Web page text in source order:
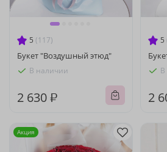
5 (117)
Букет "Воздушный этюд"
В наличии
2 630 ₽
5
В
2
Акция